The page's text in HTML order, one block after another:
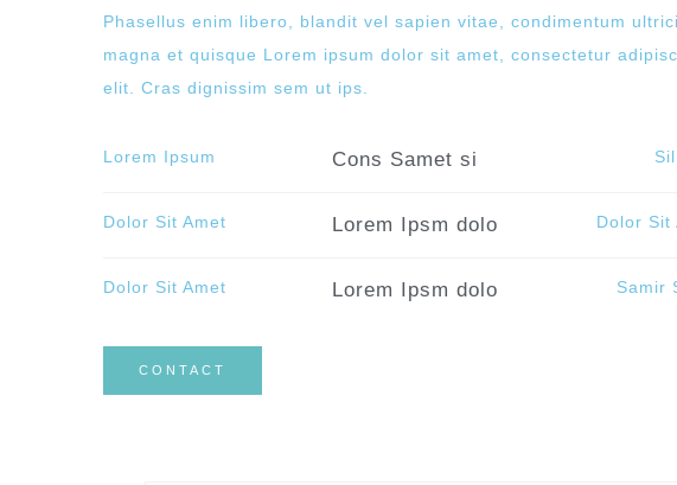
Phasellus enim libero, blandit vel sapien vitae, condimentum
magna et quisque Lorem ipsum dolor sit amet, consectetur
elit. Cras dignissim sem ut ips.​
Lorem Ipsum Cons Samet si
Dolor Sit Amet Lorem Ipsm dolo Dolor Sit
Dolor Sit Amet Lorem Ipsm dolo Samir
CONTACT